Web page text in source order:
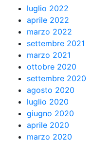
luglio 2022
aprile 2022
marzo 2022
settembre 2021
marzo 2021
ottobre 2020
settembre 2020
agosto 2020
luglio 2020
giugno 2020
aprile 2020
marzo 2020